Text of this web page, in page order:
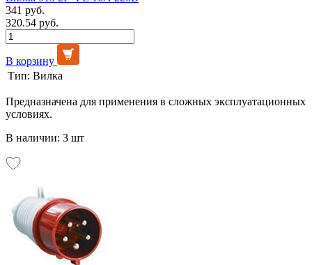
341 руб.
320.54 руб.
В корзину
Тип: Вилка
Предназначена для применения в сложных эксплуатационных
условиях.
В наличии: 3 шт